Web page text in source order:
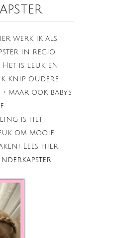
werk ik als
in regio
is leuk en
knip oudere
+ maar ook baby's
is het
om mooie
Lees hier